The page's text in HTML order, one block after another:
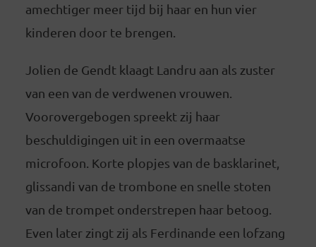
amechtiger meer tijd bij haar en hun vier
kinderen door te brengen.
Jolien de Gendt klaagt Landru aan als zuster
van een van de verdwenen vrouwen.
Voorovergebogen spreekt zij haar
beschuldigingen uit in een overmaatse
microfoon. Korte plopjes van de basklarinet,
glissandi van de trombone en snelle stoten
van de trompet onderstrepen haar betoog.
Even later zingt zij als Ferdinande een lofzang